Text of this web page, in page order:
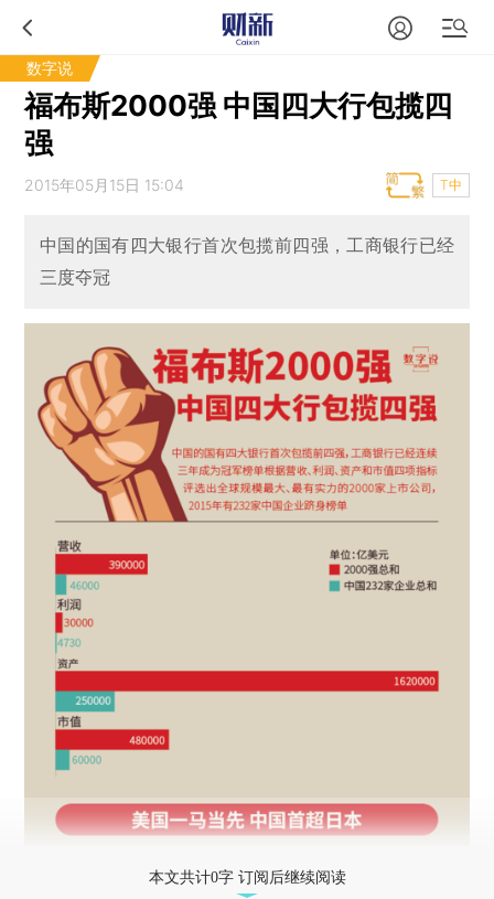
数字说
福布斯2000强 中国四大行包揽四
强
2015年05月15日 15:04 T中
中国的国有四大银行首次包揽前四强，工商银行已经
三度夺冠
本文共计0字 订阅后继续阅读